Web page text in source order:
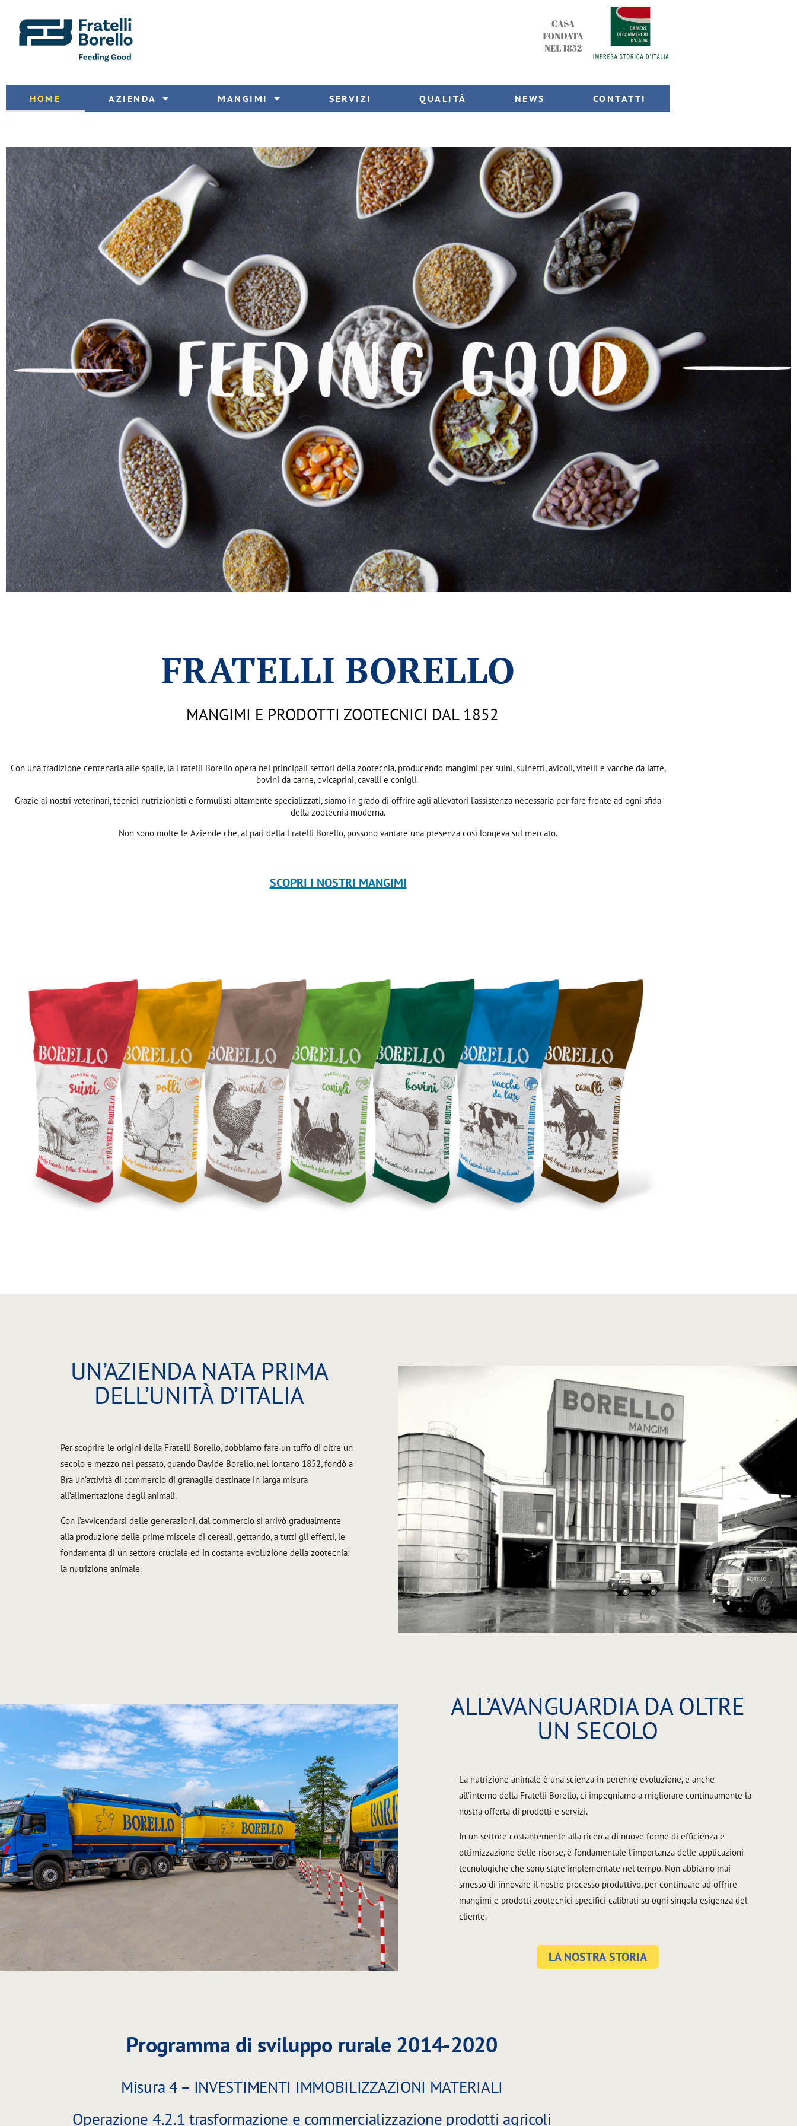
HOME AZIENDA MANGIMI SERVIZI QUALITÀ NEWS CONTATTI
FRATELLI BORELLO
MANGIMI E PRODOTTI ZOOTECNICI DAL 1852
Con una tradizione centenaria alle spalle, la Fratelli Borello opera nei principali settori della zootecnia, producendo mangimi per suini, suinetti, avicoli, vitelli e vacche da latte,
bovini da carne, ovicaprini, cavalli e conigli.
Grazie ai nostri veterinari, tecnici nutrizionisti e formulisti altamente specializzati, siamo in grado di offrire agli allevatori l’assistenza necessaria per fare fronte ad ogni sfida
della zootecnia moderna.
Non sono molte le Aziende che, al pari della Fratelli Borello, possono vantare una presenza così longeva sul mercato.
SCOPRI I NOSTRI MANGIMI
UN’AZIENDA NATA PRIMA
DELL’UNITÀ D’ITALIA
Per scoprire le origini della Fratelli Borello, dobbiamo fare un tuffo di oltre un
secolo e mezzo nel passato, quando Davide Borello, nel lontano 1852, fondò a
Bra un’attività di commercio di granaglie destinate in larga misura
all’alimentazione degli animali.
Con l’avvicendarsi delle generazioni, dal commercio si arrivò gradualmente
alla produzione delle prime miscele di cereali, gettando, a tutti gli effetti, le
fondamenta di un settore cruciale ed in costante evoluzione della zootecnia:
la nutrizione animale.
ALL’AVANGUARDIA DA OLTRE
UN SECOLO
La nutrizione animale è una scienza in perenne evoluzione, e anche
all’interno della Fratelli Borello, ci impegniamo a migliorare continuamente la
nostra offerta di prodotti e servizi.
In un settore costantemente alla ricerca di nuove forme di efficienza e
ottimizzazione delle risorse, è fondamentale l’importanza delle applicazioni
tecnologiche che sono state implementate nel tempo. Non abbiamo mai
smesso di innovare il nostro processo produttivo, per continuare ad offrire
mangimi e prodotti zootecnici specifici calibrati su ogni singola esigenza del
cliente.
LA NOSTRA STORIA
Programma di sviluppo rurale 2014-2020
Misura 4 – INVESTIMENTI IMMOBILIZZAZIONI MATERIALI
Operazione 4.2.1 trasformazione e commercializzazione prodotti agricoli